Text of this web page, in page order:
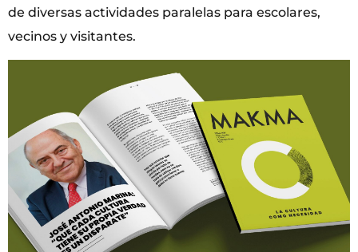
de diversas actividades paralelas para escolares,
vecinos y visitantes.